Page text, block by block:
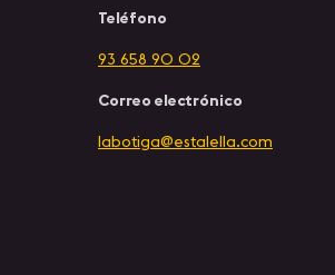
Teléfono
93 658 90 02
Correo electrónico
labotiga@estalella.com